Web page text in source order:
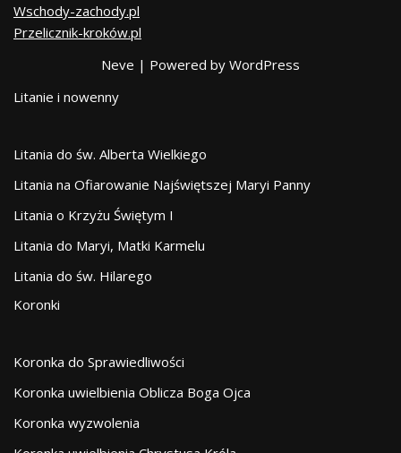
Wschody-zachody.pl
Przelicznik-kroków.pl
Neve | Powered by WordPress
Litanie i nowenny
Litania do św. Alberta Wielkiego
Litania na Ofiarowanie Najświętszej Maryi Panny
Litania o Krzyżu Świętym I
Litania do Maryi, Matki Karmelu
Litania do św. Hilarego
Koronki
Koronka do Sprawiedliwości
Koronka uwielbienia Oblicza Boga Ojca
Koronka wyzwolenia